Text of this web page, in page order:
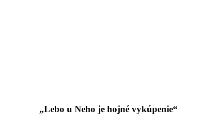
„Lebo u Neho je hojné vykúpenie“